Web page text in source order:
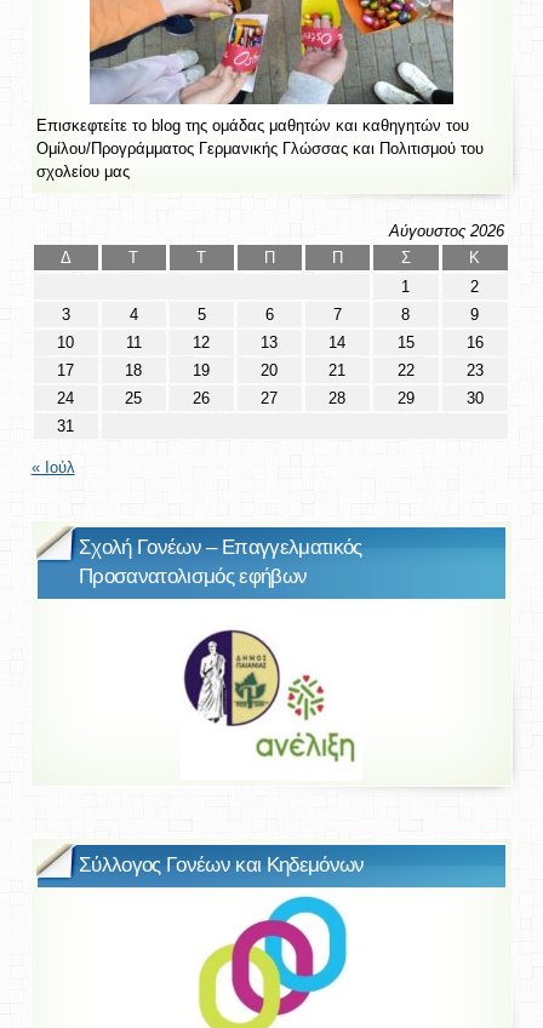
Επισκεφτείτε το blog της ομάδας μαθητών και καθηγητών του
Ομίλου/Προγράμματος Γερμανικής Γλώσσας και Πολιτισμού του
σχολείου μας
Αύγουστος 2026
Δ
Τ Τ Π Π Σ
Κ
1
2
3
4 5 6 7 8
9
10
11 12 13 14 15
16
17
18 19 20 21 22
23
24
25 26 27 28 29
30
31
« Ιούλ
Σχολή Γονέων – Επαγγελματικός
Προσανατολισμός εφήβων
Σύλλογος Γονέων και Κηδεμόνων